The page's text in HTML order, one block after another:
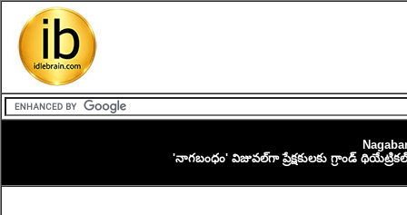
'నాగబంధం' విజువల్‌గా ప్రేక్షకులకు గ్రాండ్